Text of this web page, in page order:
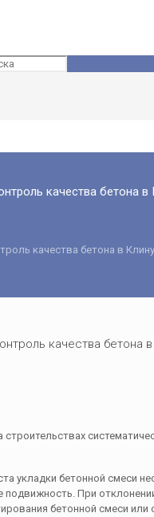
качества бетона в
качества бетона в Клину
качества бетона
строительствах
укладки бетонной смеси
подвижность. При
бетонной смеси